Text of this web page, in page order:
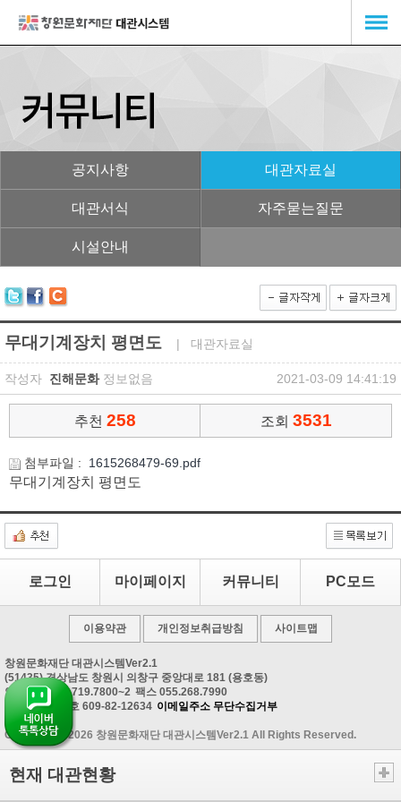
공지사항 대관자료실
대관서식 자주묻는질문
시설안내
무대기계장치 평면도 | 대관자료실
작성자 진해문화정보없음 2021-03-09 14:41:19
추천 258 조회 3531
첨부파일 : 1615268479-69.pdf
무대기계장치 평면도
로그인 마이페이지 커뮤니티 PC모드
이용약관 개인정보취급방침 사이트맵
창원문화재단 대관시스템Ver2.1
(51435) 경상남도 창원시 의창구 중앙대로 181 (용호동)
안내문의 055.719.7800~2 팩스 055.268.7990
사업자등록번호 609-82-12634 이메일주소 무단수집거부
Copyrightⓒ 2026 창원문화재단 대관시스템Ver2.1 All Rights Reserved.
현재 대관현황